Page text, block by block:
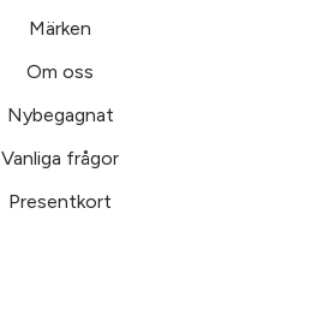
Märken
Om oss
Nybegagnat
Vanliga frågor
Presentkort